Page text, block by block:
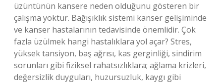
üzüntünün kansere neden olduğunu gösteren bir
çalışma yoktur. Bağışıklık sistemi kanser gelişiminde
ve kanser hastalarının tedavisinde önemlidir. Çok
fazla üzülmek hangi hastalıklara yol açar? Stres,
yüksek tansiyon, baş ağrısı, kas gerginliği, sindirim
sorunları gibi fiziksel rahatsızlıklara; ağlama krizleri,
değersizlik duyguları, huzursuzluk, kaygı gibi